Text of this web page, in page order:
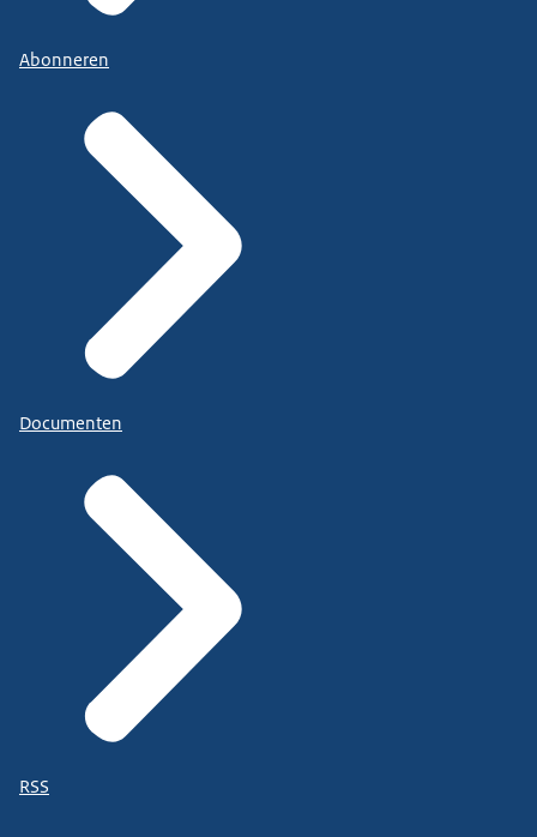
Abonneren
Documenten
RSS